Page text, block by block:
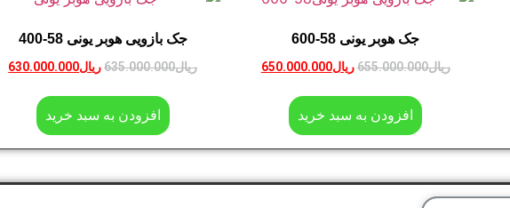
جک هوبر یونی 58-600
ریال655.000.000 ریال650.000.000
افزودن به سبد خرید
جک بازویی هوبر یونی 58-400
ریال635.000.000 ریال630.000.000
افزودن به سبد خرید